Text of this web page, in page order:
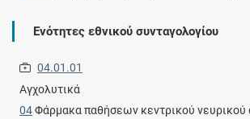
Ενότητες εθνικού συνταγολογίου
04.01.01
Αγχολυτικά
04Φάρμακα παθήσεων κεντρικού